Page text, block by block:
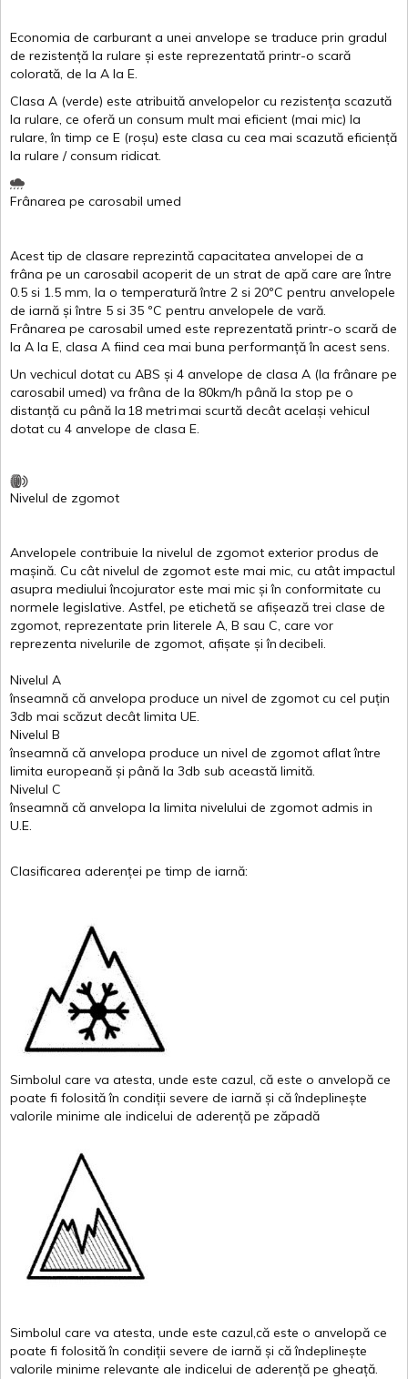
Economia de carburant a unei anvelope se traduce prin gradul
de rezistență la rulare și este reprezentată printr-o scară
colorată, de la A la E.
Clasa A (verde) este atribuită anvelopelor cu rezistența scazută
la rulare, ce oferă un consum mult mai eficient (mai mic) la
rulare,în timp ce E (roșu) este clasa cu cea mai scazută eficiență
la rulare /consum ridicat.
Frânarea pe carosabil umed
Acest tip de clasare reprezintă capacitatea anvelopei de a
frâna pe un carosabil acoperit de un strat de apă care areîntre
0.5 si 1.5 mm, la o temperatură între 2 si 20ºC pentru anvelopele
de iarnă și între 5 si 35 ºC pentru anvelopele de vară.
Frânarea pe carosabil umed este reprezentată printr-o scară de
la A la E, clasa A fiind cea mai buna performanță în acest sens.
Un vechicul dotat cu ABS și 4 anvelope de clasa A (la frânare pe
carosabil umed) va frâna de la 80km/h până la stop pe o
distanță cu până la 18 metrimai scurtă decât același vehicul
dotat cu 4 anvelope de clasa E.
Nivelul de zgomot
Anvelopele contribuie la nivelul de zgomot exterior produs de
mașină. Cu cât nivelul de zgomot este mai mic, cu atât impactul
asupra mediului încojurator este mai mic și în conformitate cu
normele legislative. Astfel, pe etichetă se afișează trei clase de
zgomot, reprezentate prin literele A, B sau C, care vor
reprezenta nivelurile de zgomot, afișate și îndecibeli.
Nivelul A
înseamnă că anvelopa produce un nivel de zgomot cu cel puțin
3db mai scăzut decât limita UE.
Nivelul B
înseamnă că anvelopa produce un nivel de zgomot aflat între
limita europeană și până la 3db sub această limită.
Nivelul C
înseamnă că anvelopa la limita nivelului de zgomot admis in
U.E.
Clasificarea aderenței pe timp de iarnă:
Simbolul care va atesta, unde este cazul, că este o anvelopă ce
poate fi folosită în condiții severe de iarnă și că îndeplinește
valorile minime ale indicelui de aderență pe zăpadă
Simbolul care va atesta, unde este cazul,că este o anvelopă ce
poate fi folosită în condiții severe de iarnă și că îndeplinește
valorile minime relevante ale indicelui de aderență pe gheață.